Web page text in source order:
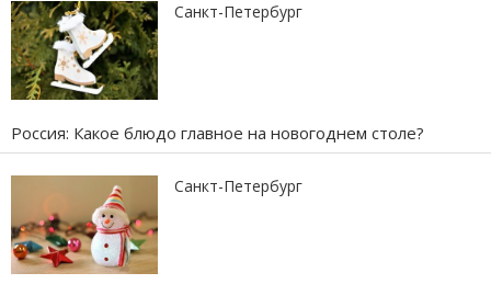
Санкт-Петербург
Россия: Какое блюдо главное на новогоднем столе?
Санкт-Петербург